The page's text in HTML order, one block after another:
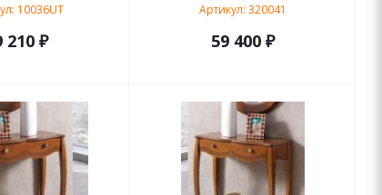
10036UT
210 ₽
Артикул: 320041
59 400 ₽